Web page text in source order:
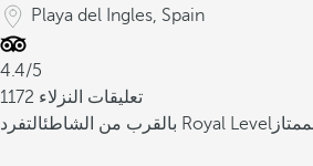
Playa del Ingles, Spain
4.4/5
1172 تعليقات النزلاء
بالقرب من الشاطئ التفرد Royal Level